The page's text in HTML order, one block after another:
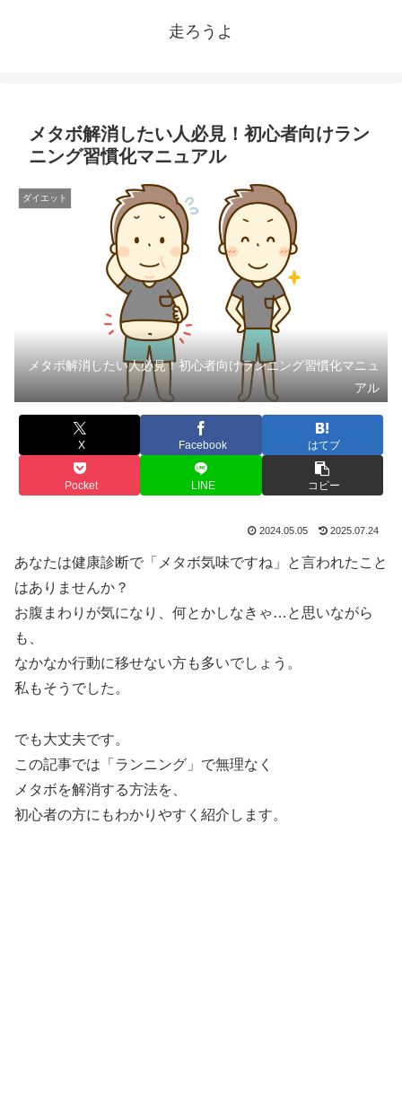
走ろうよ
メタボ解消したい人必見！初心者向けラン
ニング習慣化マニュアル
ダイエット
メタボ解消したい人必見！初心者向けランニング習慣化マニュ
アル
X Facebook はてブ
Pocket LINE コピー
2024.05.05 2025.07.24
あなたは健康診断で「メタボ気味ですね」と言われたこと
はありませんか？
お腹まわりが気になり、何とかしなきゃ…と思いながら
も、
なかなか行動に移せない方も多いでしょう。
私もそうでした。
でも大丈夫です。
この記事では「ランニング」で無理なく
メタボを解消する方法を、
初心者の方にもわかりやすく紹介します。